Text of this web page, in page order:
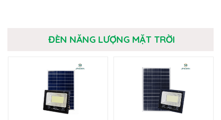
ĐÈN NĂNG LƯỢNG MẶT TRỜI